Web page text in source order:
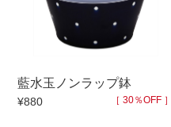
柄
藍水玉ノンラップ鉢
¥880 ［ 30％OFF ］